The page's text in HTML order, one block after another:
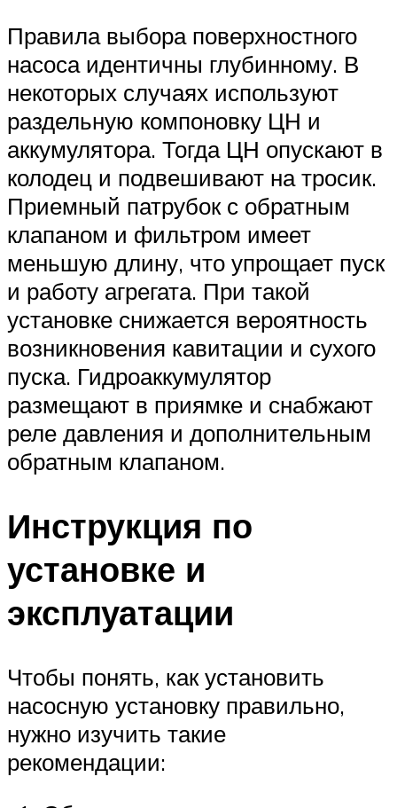
Правила выбора поверхностного
насоса идентичны глубинному. В
некоторых случаях используют
раздельную компоновку ЦН и
аккумулятора. Тогда ЦН опускают в
колодец и подвешивают на тросик.
Приемный патрубок с обратным
клапаном и фильтром имеет
меньшую длину, что упрощает пуск
и работу агрегата. При такой
установке снижается вероятность
возникновения кавитации и сухого
пуска. Гидроаккумулятор
размещают в приямке и снабжают
реле давления и дополнительным
обратным клапаном.
Инструкция по
установке и
эксплуатации
Чтобы понять, как установить
насосную установку правильно,
нужно изучить такие
рекомендации: